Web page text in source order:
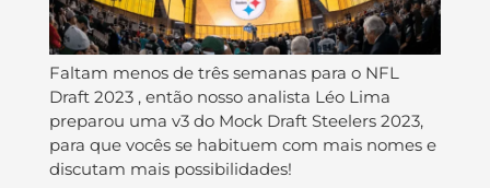
Faltam menos de três semanas para o NFL
Draft 2023 , então nosso analista Léo Lima
preparou uma v3 do Mock Draft Steelers 2023,
para que vocês se habituem com mais nomes e
discutam mais possibilidades!